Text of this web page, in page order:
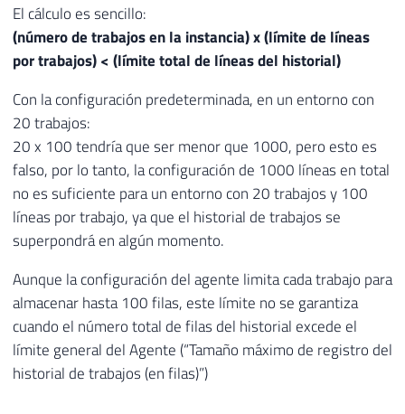
El cálculo es sencillo:
(número de trabajos en la instancia) x (límite de líneas
por trabajos) < (límite total de líneas del historial)
Con la configuración predeterminada, en un entorno con
20 trabajos:
20 x 100 tendría que ser menor que 1000, pero esto es
falso, por lo tanto, la configuración de 1000 líneas en total
no es suficiente para un entorno con 20 trabajos y 100
líneas por trabajo, ya que el historial de trabajos se
superpondrá en algún momento.
Aunque la configuración del agente limita cada trabajo para
almacenar hasta 100 filas, este límite no se garantiza
cuando el número total de filas del historial excede el
límite general del Agente (“Tamaño máximo de registro del
historial de trabajos (en filas)”)